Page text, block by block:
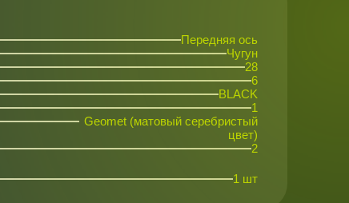
Передняя ось
Чугун
28
6
BLACK
1
Geomet (матовый серебристый
цвет)
2
1 шт